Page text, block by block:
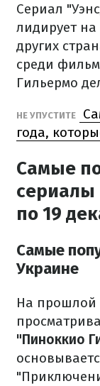
Сериал
лидирует
других
среди
Гильермо
НЕ УПУСТИТЕ
года,
Самые
сериалы
по 19
Самые
Украине
На прошлой
"Пиноккио